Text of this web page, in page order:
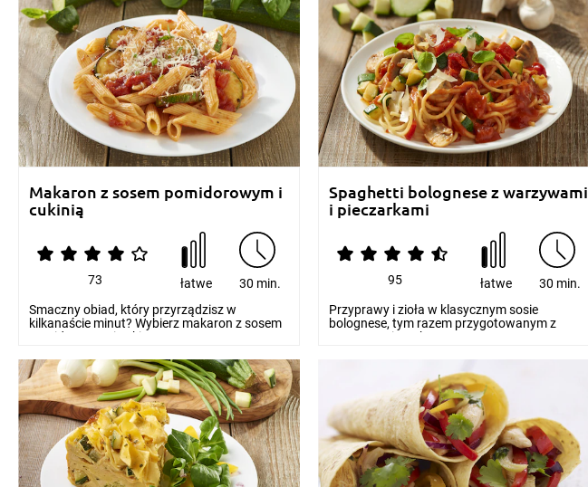
Makaron z sosem pomidorowym i
cukinią
73 łatwe
30 min.
Smaczny obiad, który przyrządzisz w
kilkanaście minut? Wybierz makaron z sosem
pomidorowym i cuki...
Spaghetti bolognese z warzywami
i pieczarkami
95 łatwe
30 min.
Przyprawy i zioła w klasycznym sosie
bolognese, tym razem przygotowanym z
warzywami, zaskoczą sma...